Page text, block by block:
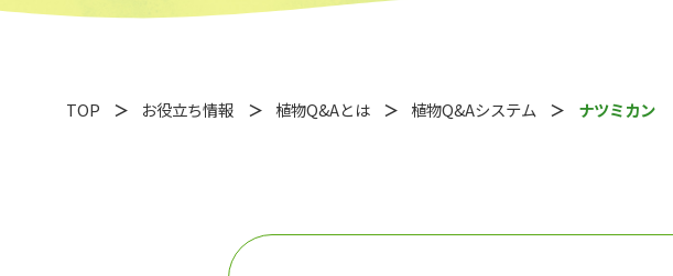
TOP お役立ち情報 植物Q&Aとは 植物Q&Aシステム ナツミカン